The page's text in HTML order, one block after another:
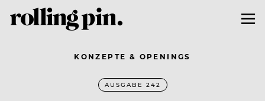
KONZEPTE & OPENINGS
AUSGABE 242